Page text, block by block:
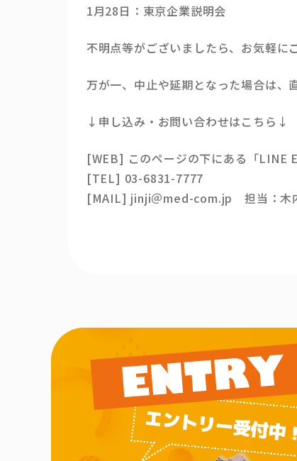
1月28日：東京企業説明会
不明点等がございましたら、お気軽に
万が一、中止や延期となった場合は、
↓申し込み・お問い合わせはこちら↓
[WEB] このページの下にある「LINE
[TEL] 03-6831-7777
[MAIL] jinji＠med-com.jp 担当：木